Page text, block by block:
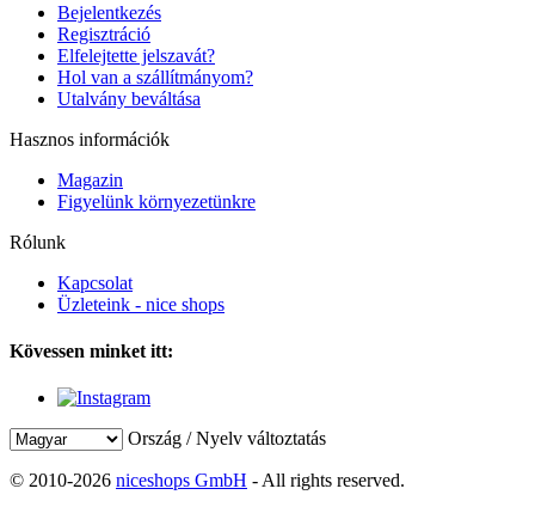
Bejelentkezés
Regisztráció
Elfelejtette jelszavát?
Hol van a szállítmányom?
Utalvány beváltása
Hasznos információk
Magazin
Figyelünk környezetünkre
Rólunk
Kapcsolat
Üzleteink - nice shops
Kövessen minket itt:
Ország / Nyelv változtatás
© 2010-2026 niceshops GmbH - All rights reserved.